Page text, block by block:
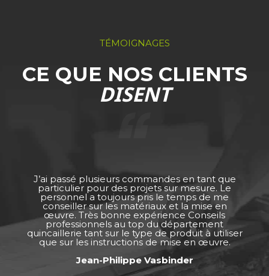
TÉMOIGNAGES
CE QUE NOS CLIENTS
DISENT
J’ai passé plusieurs commandes en tant que
particulier pour des projets sur mesure. Le
personnel a toujours pris le temps de me
conseiller sur les matériaux et la mise en
œuvre. Très bonne expérience Conseils
professionnels au top du département
quincaillerie tant sur le type de produit à utiliser
que sur les instructions de mise en œuvre.
Jean-Philippe Vasbinder